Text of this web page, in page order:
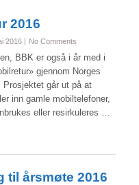
2016
2016 No Comments
BBK er også i år med i
gjennom Norges
Prosjektet går ut på at
inn gamle mobiltelefoner,
eller resirkuleres …
til årsmøte 2016